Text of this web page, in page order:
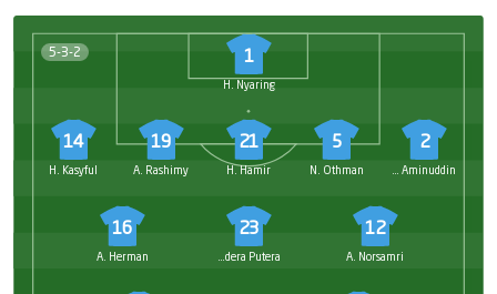
5-3-2 1
H. Nyaring
2
Á. Aminuddin
5
N. Othman
21
H. Hamir
19
A. Rashimy
14
H. Kasyful
12
A. Norsamri
23
Y. Indera Putera
16
A. Herman